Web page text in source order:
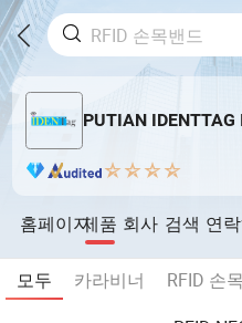
PUTIAN IDENTTAG
홈페이지제품 회사 검색 연
모두 카라비너 RFID 손